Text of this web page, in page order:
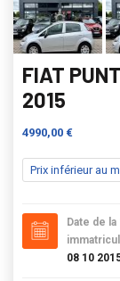
FIAT
2015
4990,00 €
Prix inférieur au
Date de
08 10